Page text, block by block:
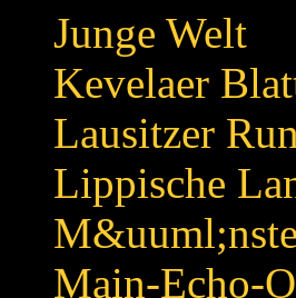
Junge Welt
Kevelaer
Lausitzer
Lippische
Main-Echo-